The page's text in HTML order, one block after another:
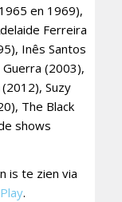
en 1969),
Ferreira
Inês Santos
(2003),
Suzy
The Black
shows
is te zien via
.